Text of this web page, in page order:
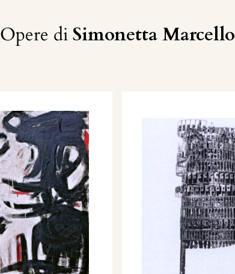
Opere diSimonetta Marcello